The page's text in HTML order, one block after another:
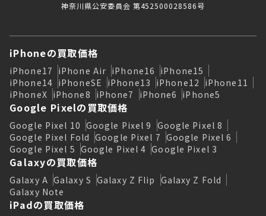
神奈川県公安委員会 第452500028586号
iPhoneの買取価格
iPhone17 iPhone Air iPhone16 iPhone15
iPhone14 iPhoneSE iPhone13 iPhone12 iPhone11
iPhoneX iPhone8 iPhone7 iPhone6 iPhone5
Google Pixelの買取価格
Google Pixel 10 Google Pixel 9 Google Pixel 8
Google Pixel Fold Google Pixel 7 Google Pixel 6
Google Pixel 5 Google Pixel 4 Google Pixel 3
Galaxyの買取価格
Galaxy A Galaxy S Galaxy Z Flip Galaxy Z Fold
Galaxy Note
iPadの買取価格